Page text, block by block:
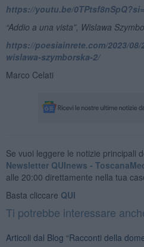
https://youtu.be/
“Addio a una vista”, Wislawa
https://poesiainrete.com/2023/
wislawa-szymborska-2/
Marco Celati
Se vuoi leggere le notizie principali
Newsletter QUInews -
alle 20:00 direttamente nella tua
Basta cliccare QUI
Ti potrebbe interessare
Articoli dal Blog “Racconti della